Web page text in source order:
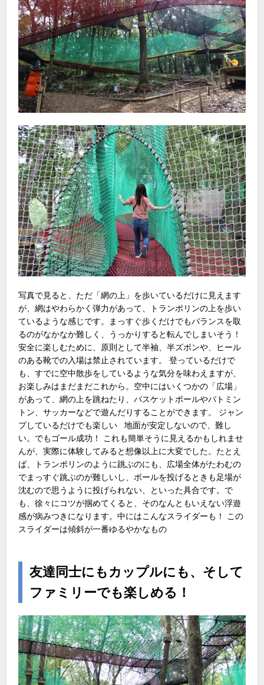
写真で見ると、ただ「網の上」を歩いているだけに見えます
が、網はやわらかく弾力があって、トランポリンの上を歩い
ているような感じです。まっすぐ歩くだけでもバランスを取
るのがなかなか難しく、うっかりすると転んでしまいそう！
安全に楽しむために、原則として半袖、半ズボンや、ヒール
のある靴での入場は禁止されています。 登っているだけで
も、すでに空中散歩をしているような気分を味わえますが、
お楽しみはまだまだこれから。空中にはいくつかの「広場」
があって、網の上を跳ねたり、バスケットボールやバトミン
トン、サッカーなどで遊んだりすることができます。 ジャン
プしているだけでも楽しい 地面が安定しないので、難し
い。でもゴール成功！ これも簡単そうに見えるかもしれませ
んが、実際に体験してみると想像以上に大変でした。たとえ
ば、トランポリンのように跳ぶのにも、広場全体がたわむの
でまっすぐ跳ぶのが難しいし、ボールを投げるときも足場が
沈むので思うように投げられない、といった具合です。で
も、徐々にコツが掴めてくると、そのなんともいえない浮遊
感が病みつきになります。中にはこんなスライダーも！ この
スライダーは傾斜が一番ゆるやかなもの
友達同士にもカップルにも、そして
ファミリーでも楽しめる！